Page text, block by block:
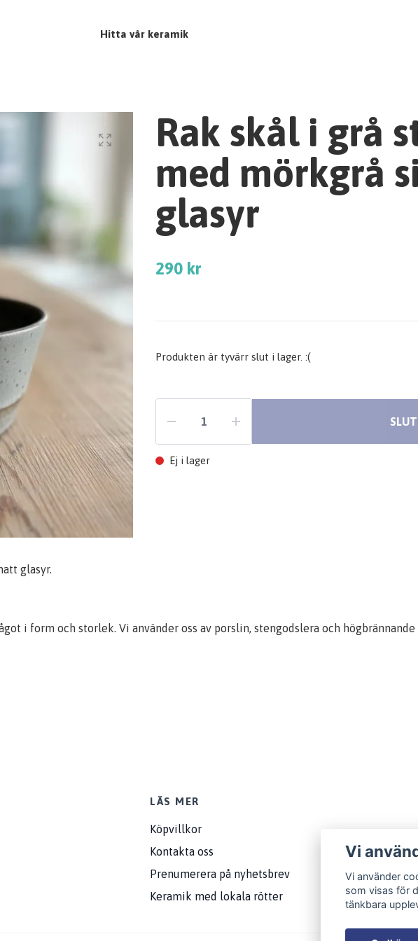
Hitta vår keramik
Rak skål i grå
med mörkgrå
glasyr
290 kr
Produkten är tyvärr slut i lager. :(
Ej i lager
glasyr.
i form och storlek. Vi använder oss av porslin, stengodslera och
LÄS MER
Köpvillkor
Kontakta oss
Prenumerera på nyhetsbrev
Keramik med lokala rötter
Vi
Vi använder
som visas för
tänkbara